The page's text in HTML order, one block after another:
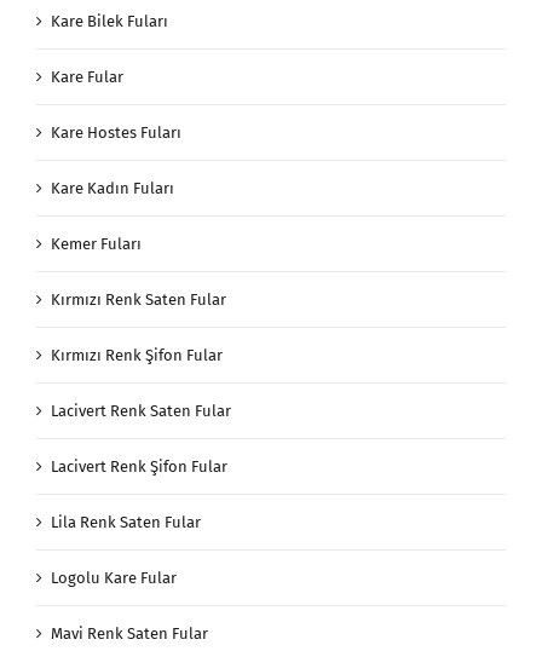
Kare Bilek Fuları
Kare Fular
Kare Hostes Fuları
Kare Kadın Fuları
Kemer Fuları
Kırmızı Renk Saten Fular
Kırmızı Renk Şifon Fular
Lacivert Renk Saten Fular
Lacivert Renk Şifon Fular
Lila Renk Saten Fular
Logolu Kare Fular
Mavi Renk Saten Fular